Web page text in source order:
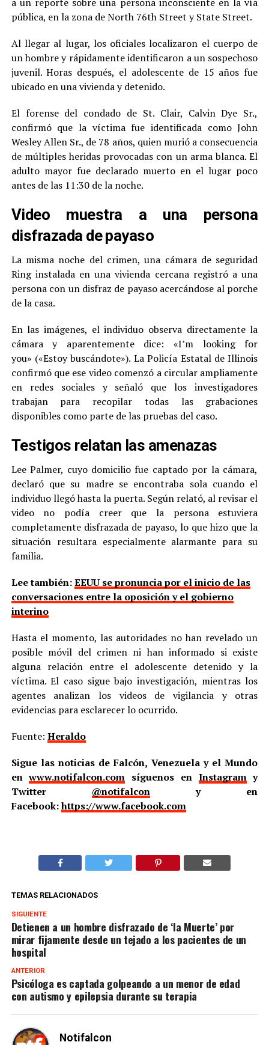
pública, en la zona de North 76th Street y State Street.
Al llegar al lugar, los oficiales localizaron el cuerpo de
un hombre y rápidamente identificaron a un sospechoso
juvenil. Horas después, el adolescente de 15 años fue
ubicado en una vivienda y detenido.
El forense del condado de St. Clair, Calvin Dye Sr.,
confirmó que la víctima fue identificada como John
Wesley Allen Sr., de 78 años, quien murió a consecuencia
de múltiples heridas provocadas con un arma blanca. El
adulto mayor fue declarado muerto en el lugar poco
antes de las 11:30 de la noche.
Video muestra a una persona
disfrazada de payaso
La misma noche del crimen, una cámara de seguridad
Ring instalada en una vivienda cercana registró a una
persona con un disfraz de payaso acercándose al porche
de la casa.
En las imágenes, el individuo observa directamente la
cámara y aparentemente dice: «I’m looking for
you» («Estoy buscándote»). La Policía Estatal de Illinois
confirmó que ese video comenzó a circular ampliamente
en redes sociales y señaló que los investigadores
trabajan para recopilar todas las grabaciones
disponibles como parte de las pruebas del caso.
Testigos relatan las amenazas
Lee Palmer, cuyo domicilio fue captado por la cámara,
declaró que su madre se encontraba sola cuando el
individuo llegó hasta la puerta. Según relató, al revisar el
video no podía creer que la persona estuviera
completamente disfrazada de payaso, lo que hizo que la
situación resultara especialmente alarmante para su
familia.
Lee también:EEUU se pronuncia por el inicio de las
conversaciones entre la oposición y el gobierno
interino
Hasta el momento, las autoridades no han revelado un
posible móvil del crimen ni han informado si existe
alguna relación entre el adolescente detenido y la
víctima. El caso sigue bajo investigación, mientras los
agentes analizan los videos de vigilancia y otras
evidencias para esclarecer lo ocurrido.
Fuente: Heraldo
Sigue las noticias de Falcón, Venezuela y el Mundo
enwww.notifalcon.com síguenos en Instagramy
Twitter @notifalcony en
Facebook:https://www.facebook.com
TEMAS RELACIONADOS
SIGUIENTE
Detienen a un hombre disfrazado de ‘la Muerte’ por
mirar fijamente desde un tejado a los pacientes de un
hospital
ANTERIOR
Psicóloga es captada golpeando a un menor de edad
con autismo y epilepsia durante su terapia
Notifalcon